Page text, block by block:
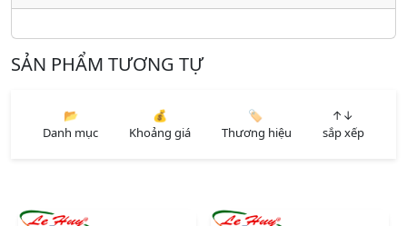
SẢN PHẨM TƯƠNG TỰ
📂
Danh mục
💰
Khoảng giá
🏷️
Thương hiệu
↑↓
sắp xếp